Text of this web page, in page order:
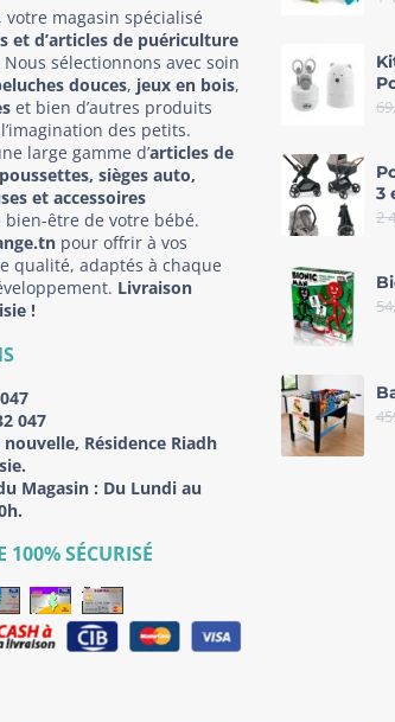
, votre magasin spécialisé
et d’articles de puériculture
sélectionnons avec soin
douces, jeux en bois,
et bien d’autres produits
des petits.
large gamme d’articles de
poussettes, sièges auto,
et accessoires
bien-être de votre bébé.
pour offrir à vos
qualité, adaptés à chaque
Livraison
!
047
Résidence Riadh
Magasin : Du Lundi au
SÉCURISÉ
3
2